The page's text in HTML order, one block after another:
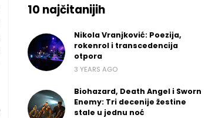
10 najčitanijih
Nikola Vranjković: Poezija,
rokenrol i transcedencija
otpora
3 YEARS AGO
Biohazard, Death Angel i Sworn
Enemy: Tri decenije žestine
stale u jednu noć